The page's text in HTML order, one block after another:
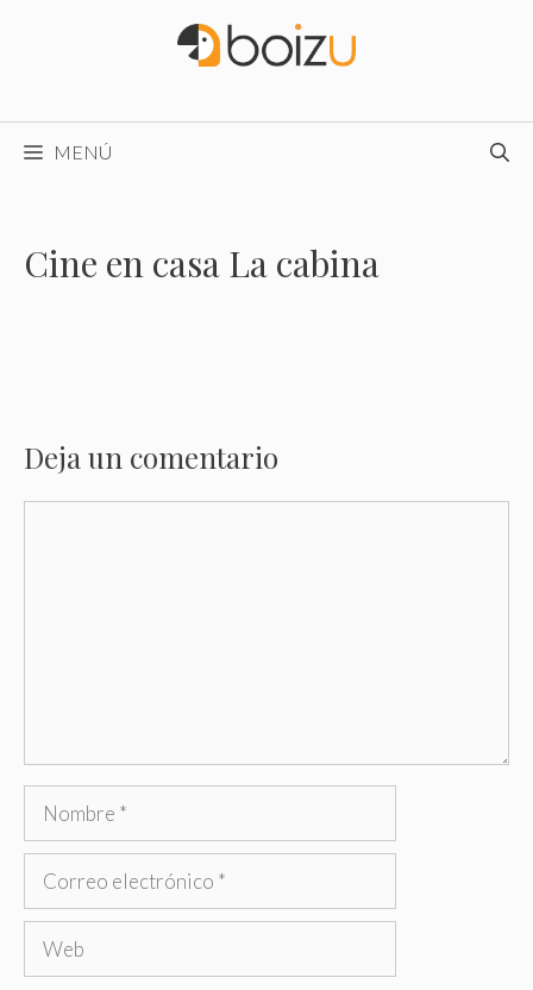
MENÚ
Cine en casa La cabina
Deja un comentario
Nombre
Correo
Web